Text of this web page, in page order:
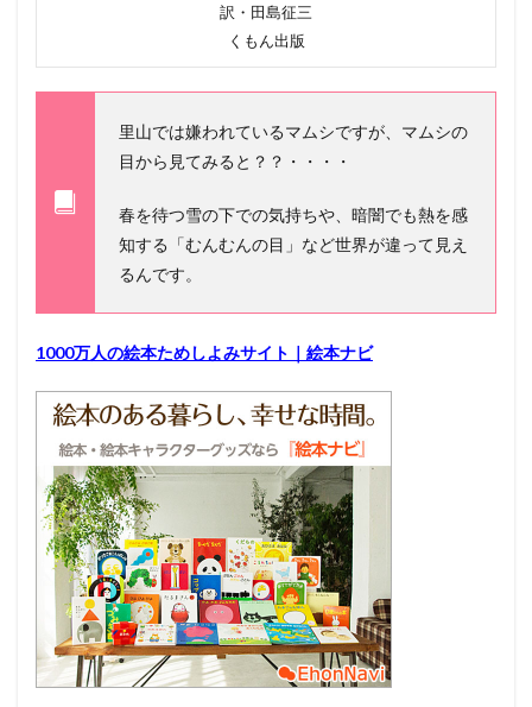
訳・田島征三
くもん出版
里山では嫌われているマムシですが、マムシの
目から見てみると？？・・・・
春を待つ雪の下での気持ちや、暗闇でも熱を感
知する「むんむんの目」など世界が違って見え
るんです。
1000万人の絵本ためしよみサイト｜絵本ナビ